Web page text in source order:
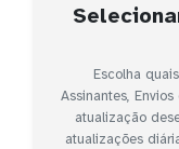
Escolha
Assinantes,
atualização
atualizações